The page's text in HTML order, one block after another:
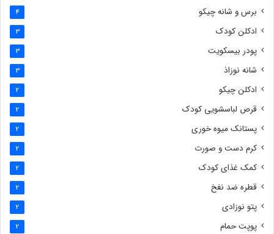
برس و شانه چیکو 4
ادکلن کودک 3
پودر بیسکویت 3
شانه نوزاذ 3
ادکلن چیکو 2
قرص لباسشویی کودک 2
پستانک میوه خوری 2
کرم دست و صورت 2
کمک غذای کودک 2
قطره ضد نفخ 2
پتو نوزادی 2
پوپت حمام 2